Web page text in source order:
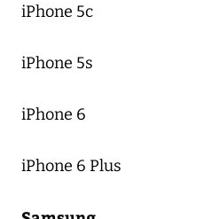
iPhone 5c
iPhone 5s
iPhone 6
iPhone 6 Plus